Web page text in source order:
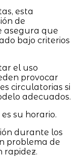
esta
de
asegura que
bajo criterios
el uso
provocar
circulatorias si
adecuados.
su horario.
durante los
problema de
rapidez.